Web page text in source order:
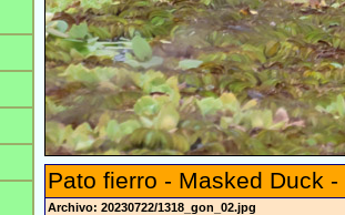
Pato fierro - Masked Duck -
Archivo: 20230722/1318_gon_02.jpg